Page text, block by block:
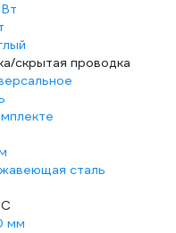
скрытая проводка
сталь
мм